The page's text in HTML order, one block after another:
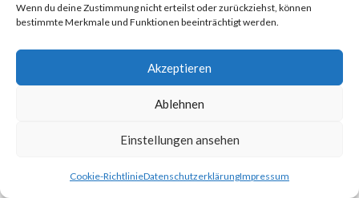
Wenn du deine Zustimmung nicht erteilst oder zurückziehst, können
bestimmte Merkmale und Funktionen beeinträchtigt werden.
Akzeptieren
Ablehnen
Einstellungen ansehen
Cookie-RichtlinieDatenschutzerklärungImpressum
Graphene Themes.